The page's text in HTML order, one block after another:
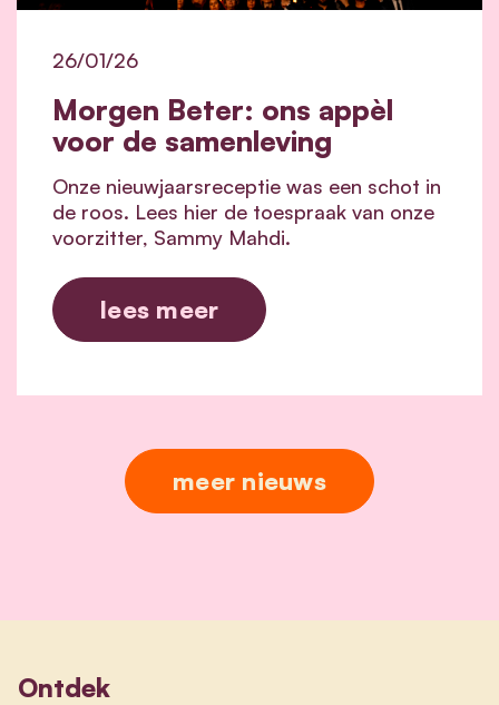
Morgen Beter: ons appèl
voor de samenleving
26/01/26
Onze nieuwjaarsreceptie was een schot in
de roos. Lees hier de toespraak van onze
voorzitter, Sammy Mahdi.
lees meer
meer nieuws
Ontdek